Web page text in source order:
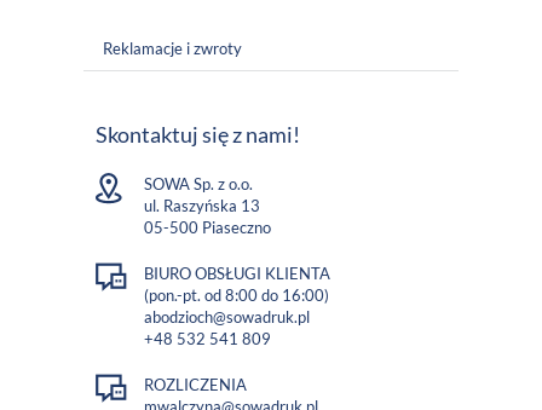
Reklamacje i zwroty
Skontaktuj się z nami!
SOWA Sp. z o.o.
ul. Raszyńska 13
05-500 Piaseczno
BIURO OBSŁUGI KLIENTA
(pon.-pt. od 8:00 do 16:00)
abodzioch@sowadruk.pl
+48 532 541 809
ROZLICZENIA